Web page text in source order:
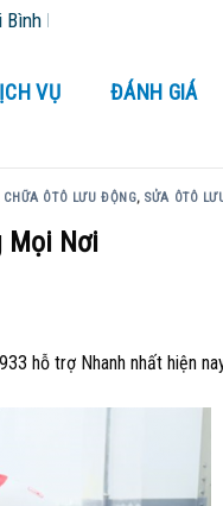
và tỉnh thành lân
VỤ ĐÁNH GIÁ
CHỮA ÔTÔ LƯU ĐỘNG,SỬA ÔTÔ
Mọi Nơi
hỗ trợ Nhanh nhất hiện